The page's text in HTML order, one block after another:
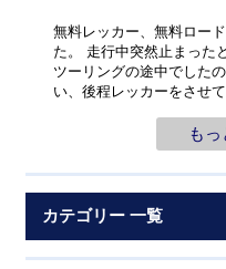
無料レッカー、無料ロー
た。 走行中突然止まった
ツーリングの途中でした
い、後程レッカーをさせ
もっ
カテゴリー 一覧